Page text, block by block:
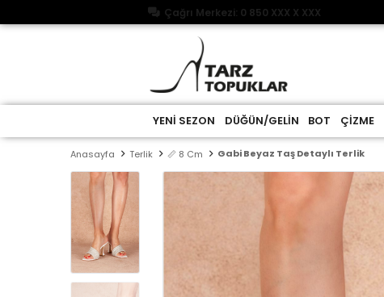
Çağrı Merkezi: 0 850 XXX X XXX
YENİ SEZON DÜĞÜN/GELİN BOT ÇİZME
Anasayfa Terlik 📏 8 Cm Gabi Beyaz Taş Detaylı Terlik